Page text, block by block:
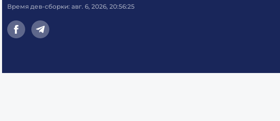
Время дев-сборки: авг. 6, 2026, 20:56:25